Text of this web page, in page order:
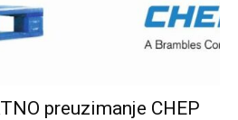
preuzimanje CHEP